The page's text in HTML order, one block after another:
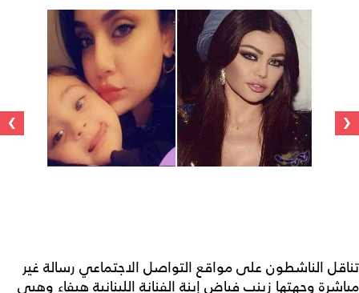
‹
›
تناقل الناشطون على مواقع التواصل الاجتماعي رسالة غير
مباشرة وجهتها زينب فياض إبنة الفنانة اللبنانية هيفاء وهبي